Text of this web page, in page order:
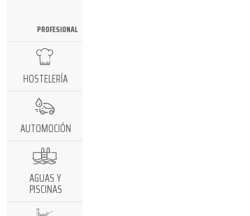
PROFESIONAL
HOSTELERÍA
AUTOMOCIÓN
AGUAS Y
PISCINAS